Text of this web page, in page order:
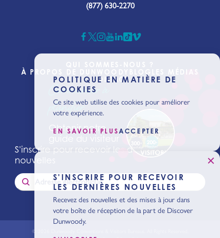
(877) 630-2270
À PROPOS DE DUNWOODY
CONTACT
Commencer à
planifier
Obtenir notre
S'inscrire pour recevoir les dernières
nouvelles
© 2026 Dunwoody Conventions & Visitors Bureaus. All Rights Reserved.
POLITIQUE EN MATIÈRE DE
COOKIES
Ce site web utilise des cookies pour améliorer
votre expérience.
EN SAVOIR PLUSACCEPTER
S'INSCRIRE POUR RECEVOIR
LES DERNIÈRES NOUVELLES
Recevez des nouvelles et des mises à jour dans
votre boîte de réception de la part de Discover
Dunwoody.